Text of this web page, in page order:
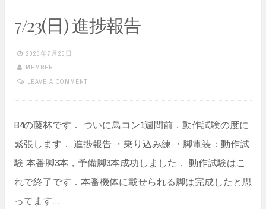
7/23(日) 進捗報告
2023年7月25日
MEMBER
LEAVE A COMMENT
B4の藤林です． ついに鳥コン1週間前．動作試験の度に
緊張します． 進捗報告 ・乗り込み練 ・脚電装：動作試
験 本番脚3本，予備脚3本成功しました． 動作試験はこ
れで終了です．本番機体に載せられる脚は完成したと思
ってます…